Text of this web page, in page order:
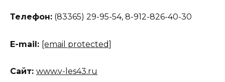
Телефон: (83365) 29-95-54, 8-912-826-40-30
Е-mail: [email protected]
Сайт: www.v-les43.ru